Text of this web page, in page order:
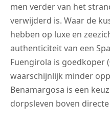
men verder van het
verwijderd is. Waar de
hebben op luxe en
authenticiteit van een
Fuengirola is goedkoper
waarschijnlijk minder
Benamargosa is een
dorpsleven boven